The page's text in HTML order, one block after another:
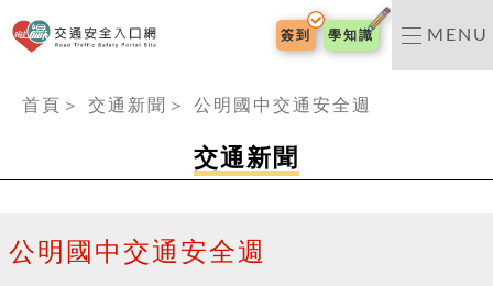
交通安全入口網
簽到 學知識 MENU
首頁 ＞ 交通新聞 ＞ 公明國中交通安全週
交通新聞
公明國中交通安全週